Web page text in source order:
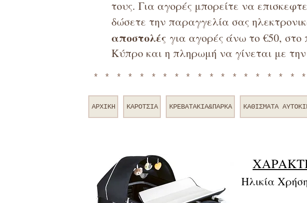
τους. Για αγορές μπορείτε να
δώσετε την παραγγελία σας
αποστολές για αγορές άνω το €50,
Κύπρο και η πληρωμή να γίνεται με
ΑΡΧΙΚΗ ΚΑΡΟΤΣΙΑ ΚΡΕΒΑΤΑΚΙΑ&ΠΑΡΚΑ ΚΑΘΙΣΜΑΤΑ
Ηλικία